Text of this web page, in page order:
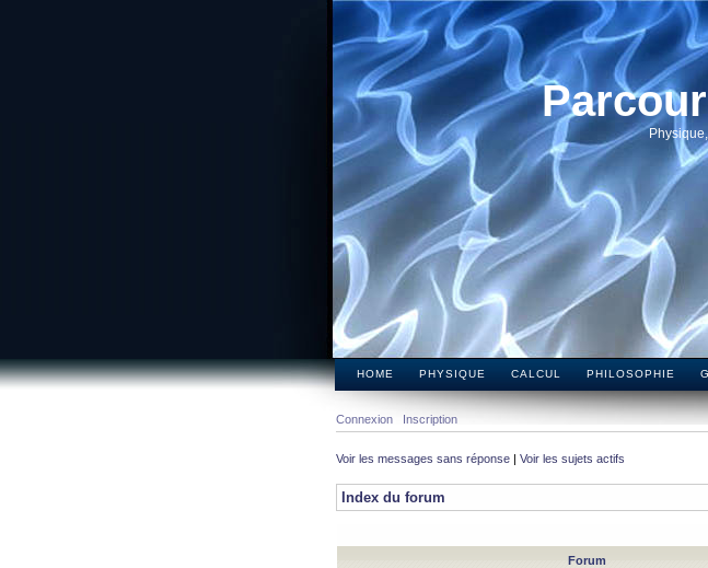
HOME PHYSIQUE CALCUL PHILOSOPHIE
Connexion Inscription
Voir les messages sans réponse | Voir les sujets actifs
Index du forum
Forum